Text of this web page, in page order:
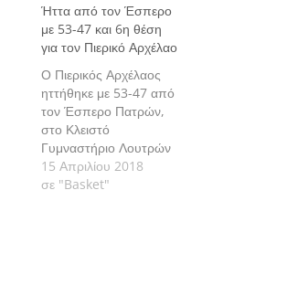
Ήττα από τον Έσπερο
με 53-47 και 6η θέση
για τον Πιερικό Αρχέλαο
Ο Πιερικός Αρχέλαος
ηττήθηκε με 53-47 από
τον Έσπερο Πατρών,
στο Κλειστό
Γυμναστήριο Λουτρών
Αιδηψού, σε αγώνα για
την 5η αγωνιστική της
15 Απριλίου 2018
σε "Basket"